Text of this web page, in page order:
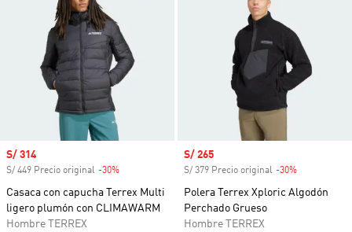
Precio de venta
S/ 314
S/ 449 Precio original -30%
Casaca con capucha Terrex Multi
ligero plumón con CLIMAWARM
Hombre TERREX
Precio de venta
S/ 265
S/ 379 Precio original -30%
Polera Terrex Xploric Algodón
Perchado Grueso
Hombre TERREX